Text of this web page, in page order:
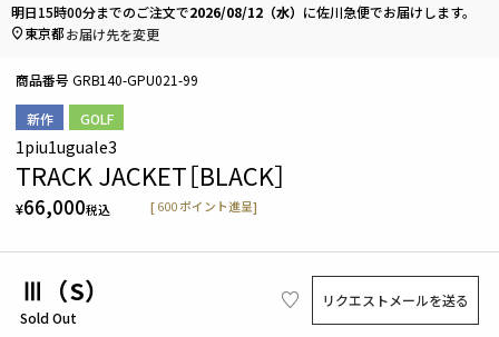
新作 GOLF
1piu1uguale3
TRACK JACKET［BLACK］
¥66,000税込 [ 600 ポイント進呈]
商品番号 GRB140-GPU021-99
Ⅲ（S）
Sold Out
リクエストメールを送る
明日15時00分までのご注文で2026/08/12（水） に佐川急便でお届けします。
東京都お届け先を変更